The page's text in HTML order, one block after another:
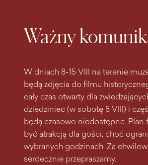
Ważny
W dniach 8-15 VIII na terenie
będą zdjęcia do filmu
cały czas otwarty dla
dziedziniec (w sobotę 8 VIII) i
będą czasowo niedostępne.
być atrakcją dla gości, choć
wybranych godzinach. Za
serdecznie przepraszamy.